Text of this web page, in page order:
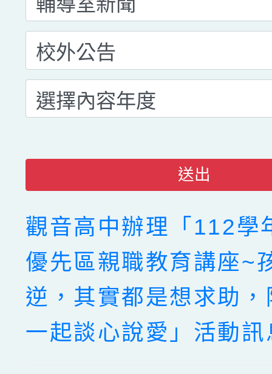
送出
觀音高中辦理「112學
優先區親職教育講座~
逆，其實都是想求助
一起談心說愛」活動訊